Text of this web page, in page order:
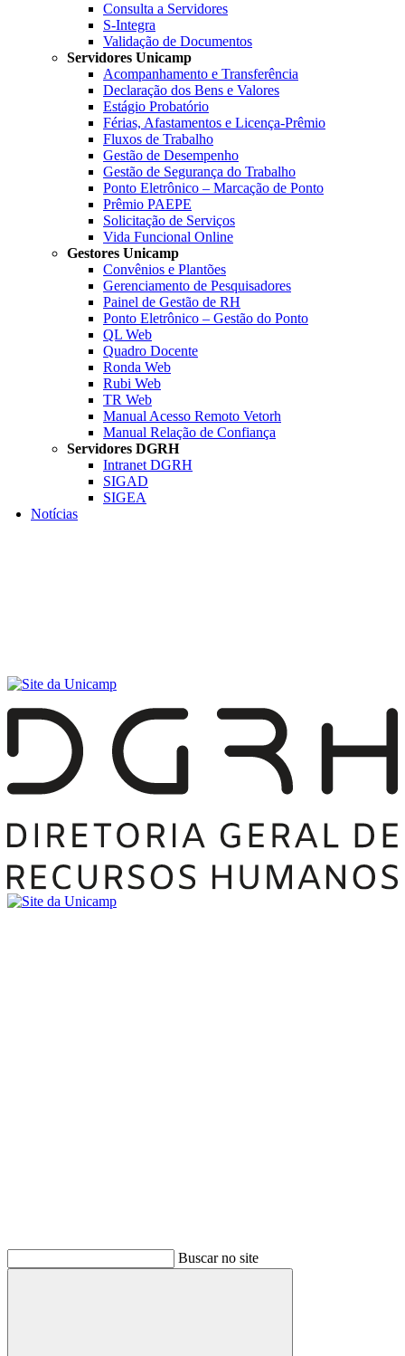
Consulta a Servidores
S-Integra
Validação de Documentos
Servidores Unicamp
Acompanhamento e Transferência
Declaração dos Bens e Valores
Estágio Probatório
Férias, Afastamentos e Licença-Prêmio
Fluxos de Trabalho
Gestão de Desempenho
Gestão de Segurança do Trabalho
Ponto Eletrônico – Marcação de Ponto
Prêmio PAEPE
Solicitação de Serviços
Vida Funcional Online
Gestores Unicamp
Convênios e Plantões
Gerenciamento de Pesquisadores
Painel de Gestão de RH
Ponto Eletrônico – Gestão do Ponto
QL Web
Quadro Docente
Ronda Web
Rubi Web
TR Web
Manual Acesso Remoto Vetorh
Manual Relação de Confiança
Servidores DGRH
Intranet DGRH
SIGAD
SIGEA
Notícias
Buscar no site